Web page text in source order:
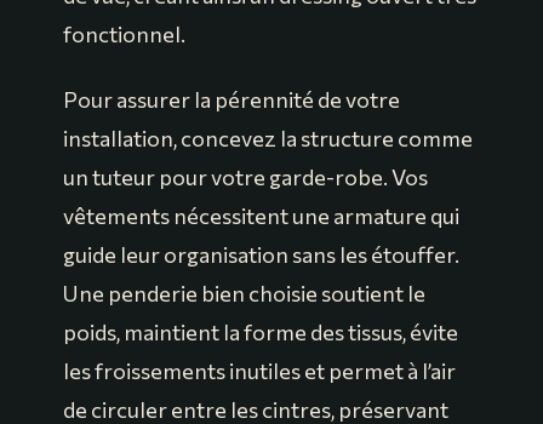
fonctionnel.
Pour assurer la pérennité de votre
installation, concevez la structure comme
un tuteur pour votre garde-robe. Vos
vêtements nécessitent une armature qui
guide leur organisation sans les étouffer.
Une penderie bien choisie soutient le
poids, maintient la forme des tissus, évite
les froissements inutiles et permet à l’air
de circuler entre les cintres, préservant